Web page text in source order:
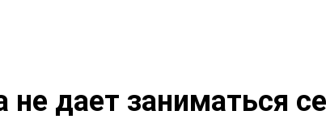
не дает заниматься